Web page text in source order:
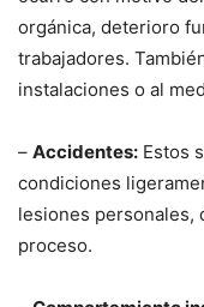
orgánica, deterioro
trabajadores.
instalaciones o al
– Accidentes: Estos
condiciones
lesiones personales,
proceso.